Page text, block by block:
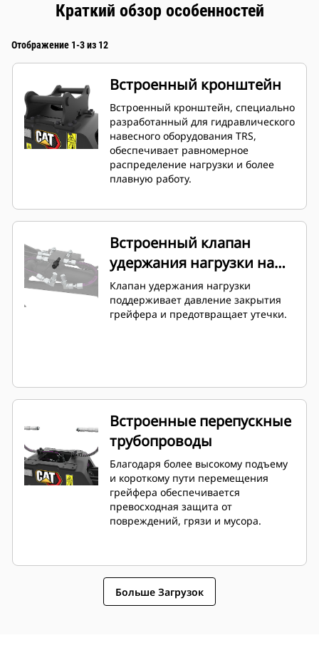
Краткий обзор особенностей
Отображение 1-3 из 12
Встроенный кронштейн
Встроенный кронштейн, специально
разработанный для гидравлического
навесного оборудования TRS,
обеспечивает равномерное
распределение нагрузки и более
плавную работу.
Встроенный клапан
удержания нагрузки на
цилиндр
Клапан удержания нагрузки
поддерживает давление закрытия
грейфера и предотвращает утечки.
Встроенные перепускные
трубопроводы
Благодаря более высокому подъему
и короткому пути перемещения
грейфера обеспечивается
превосходная защита от
повреждений, грязи и мусора.
Больше Загрузок